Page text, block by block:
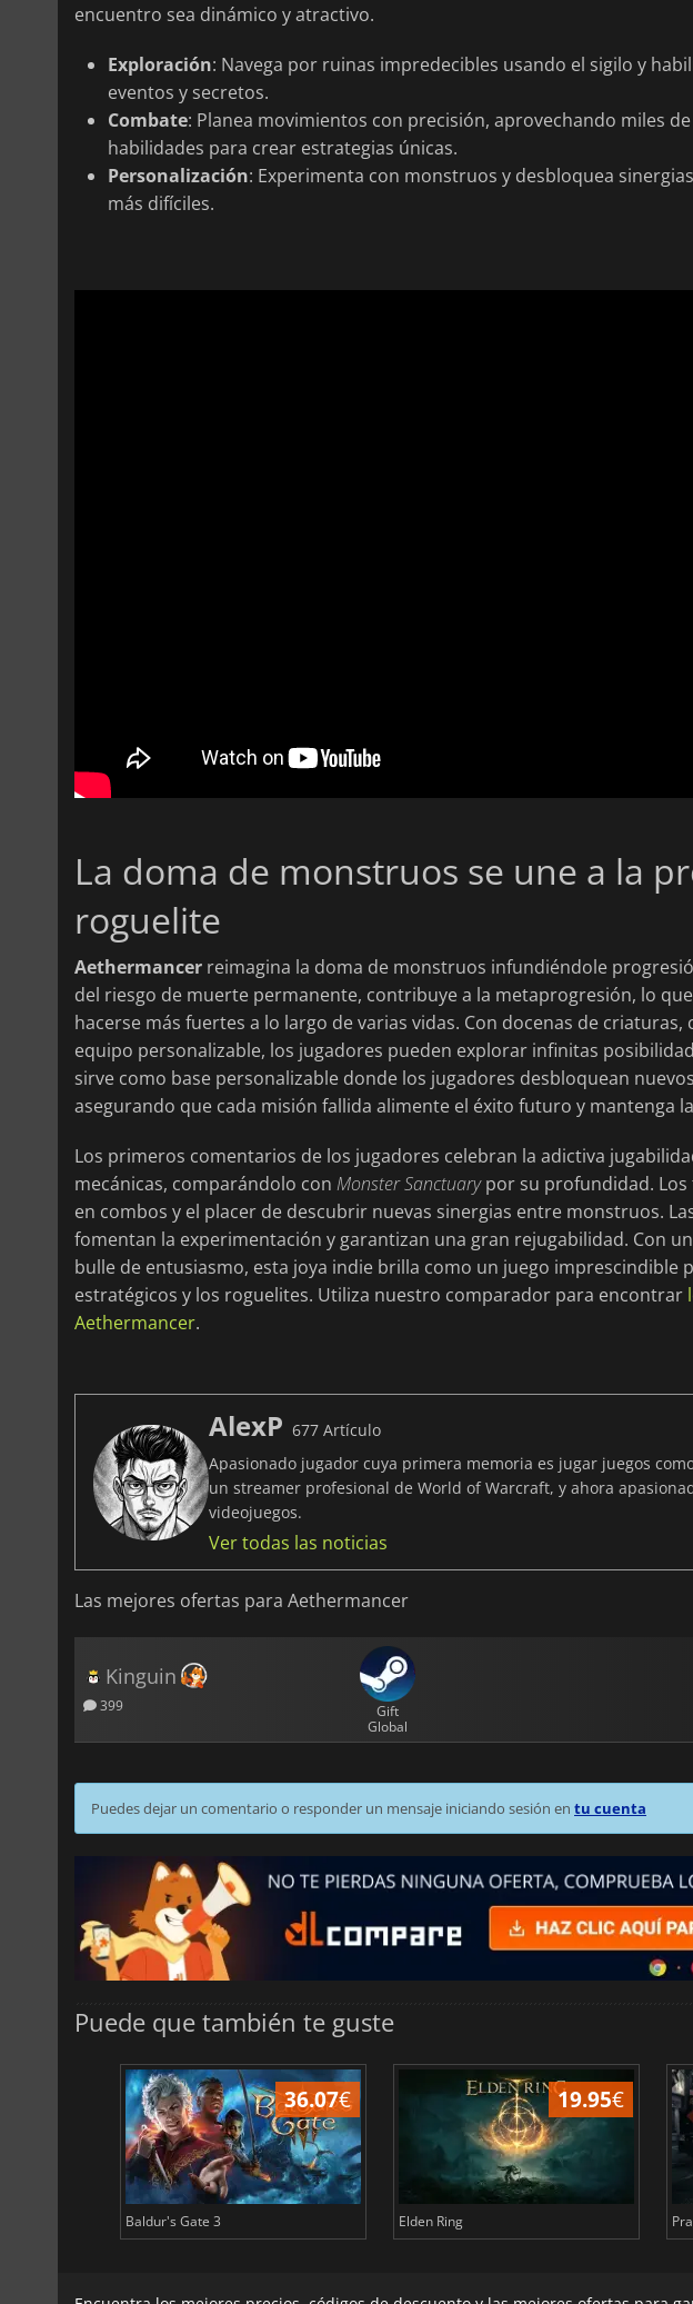
encuentro sea dinámico y atractivo.
Exploración: Navega por ruinas impredecibles usando el sigilo y
eventos y secretos.
Combate: Planea movimientos con precisión, aprovechando miles
habilidades para crear estrategias únicas.
Personalización: Experimenta con monstruos y desbloquea
más difíciles.
La doma de monstruos se une a la
roguelite
Aethermancer reimagina la doma de monstruos infundiéndole
del riesgo de muerte permanente, contribuye a la metaprogresión, lo
hacerse más fuertes a lo largo de varias vidas. Con docenas de
equipo personalizable, los jugadores pueden explorar infinitas
sirve como base personalizable donde los jugadores desbloquean
asegurando que cada misión fallida alimente el éxito futuro y mantenga
Los primeros comentarios de los jugadores celebran la adictiva
mecánicas, comparándolo con Monster Sanctuarypor su profundidad. Los
en combos y el placer de descubrir nuevas sinergias entre monstruos.
fomentan la experimentación y garantizan una gran rejugabilidad. Con
bulle de entusiasmo, esta joya indie brilla como un juego imprescindible
estratégicos y los roguelites. Utiliza nuestro comparador para encontrar
Aethermancer.
AlexP 677 Artículo
Apasionado jugador cuya primera memoria es jugar juegos
un streamer profesional de World of Warcraft, y ahora
videojuegos.
Ver todas las noticias
Las mejores ofertas para Aethermancer
Kinguin
399
Gift
Global
Puedes dejar un comentario o responder un mensaje iniciando sesión en tu cuenta
Puede que también te guste
36.07€
Baldur's Gate 3
19.95€
Elden Ring